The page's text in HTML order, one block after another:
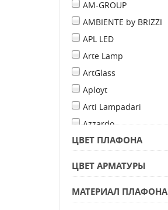
AM-GROUP
AMBIENTE by BRIZZI
APL LED
Arte Lamp
ArtGlass
Aployt
Arti Lampadari
Azzardo
Bogate's
BRIZZI
Chiaro
ЦВЕТ ПЛАФОНА
ЦВЕТ АРМАТУРЫ
МАТЕРИАЛ ПЛАФОНА